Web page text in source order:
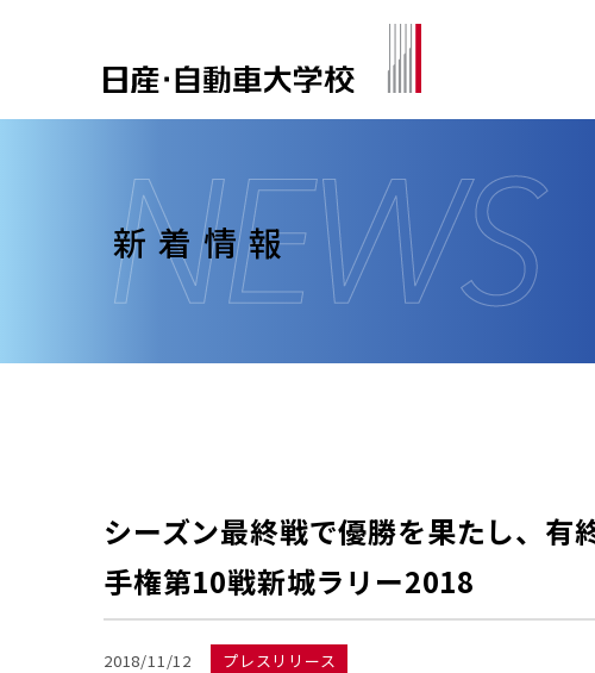
新着情報
シーズン最終戦で優勝を果たし、
手権第10戦新城ラリー2018
2018/11/12 プレスリリース